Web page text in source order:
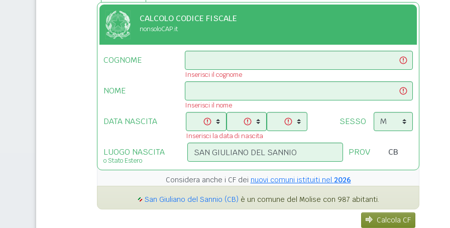
CALCOLO CODICE FISCALE
nonsoloCAP.it
COGNOME
Inserisci il cognome
NOME
Inserisci il nome
DATA NASCITA
Inserisci la data di nascita
SESSO
LUOGO NASCITA
o Stato Estero
PROV
Considera anche i CF dei nuovi comuni istituiti nel 2026
San Giuliano del Sannio (CB) è un comune del Molise con 987 abitanti.
Calcola CF